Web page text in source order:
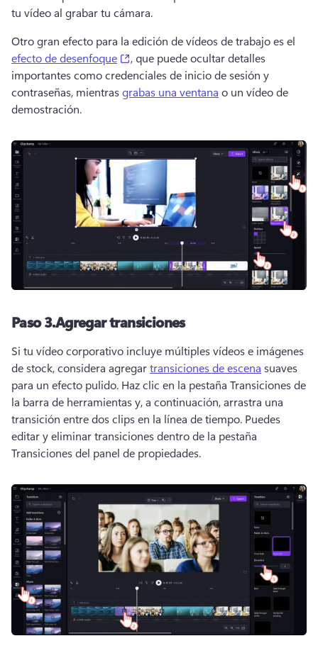
tu vídeo al grabar tu cámara.
Otro gran efecto para la edición de vídeos de trabajo es el
efecto de desenfoque
(opens in a new tab)
, que puede ocultar detalles
importantes como credenciales de inicio de sesión y
contraseñas, mientras grabas una ventana o un vídeo de
demostración.
Paso 3.Agregar transiciones
Si tu vídeo corporativo incluye múltiples vídeos e imágenes
de stock, considera agregar transiciones de escena suaves
para un efecto pulido. Haz clic en la pestaña Transiciones de
la barra de herramientas y, a continuación, arrastra una
transición entre dos clips en la línea de tiempo. Puedes
editar y eliminar transiciones dentro de la pestaña
Transiciones del panel de propiedades.